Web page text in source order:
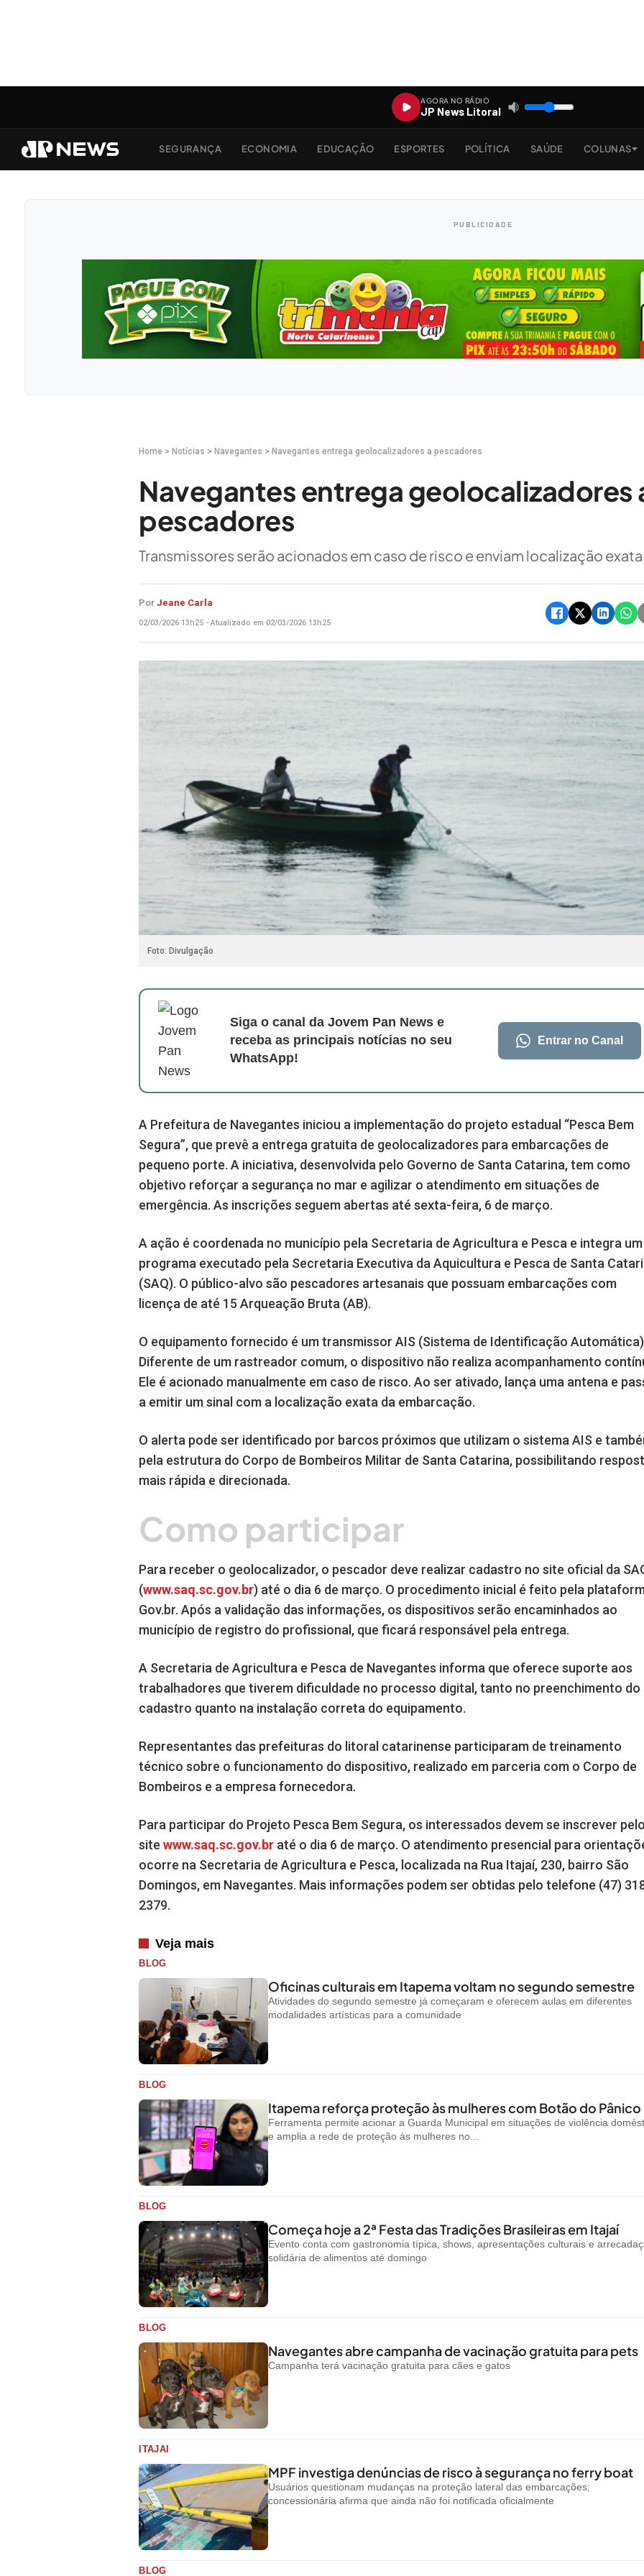
AGORA NO RÁDIO
JP News Litoral
SEGURANÇA ECONOMIA EDUCAÇÃO ESPORTES POLÍTICA SAÚDE COLUNAS
Home > Notícias > Navegantes > Navegantes entrega geolocalizadores a pescadores
Navegantes entrega geolocalizadores
pescadores
Transmissores serão acionados em caso de risco e enviam localização exata
PorJeane Carla
02/03/2026 13h25 - Atualizado em 02/03/2026 13h25
Foto: Divulgação
Siga o canal da Jovem Pan News e
receba as principais notícias no seu
WhatsApp!
Entrar no Canal
A Prefeitura de Navegantes iniciou a implementação do projeto estadual “Pesca Bem
Segura”, que prevê a entrega gratuita de geolocalizadores para embarcações de
pequeno porte. A iniciativa, desenvolvida pelo Governo de Santa Catarina, tem como
objetivo reforçar a segurança no mar e agilizar o atendimento em situações de
emergência. As inscrições seguem abertas até sexta-feira, 6 de março.
A ação é coordenada no município pela Secretaria de Agricultura e Pesca e integra um
programa executado pela Secretaria Executiva da Aquicultura e Pesca de Santa
(SAQ). O público-alvo são pescadores artesanais que possuam embarcações com
licença de até 15 Arqueação Bruta (AB).
O equipamento fornecido é um transmissor AIS (Sistema de Identificação
Diferente de um rastreador comum, o dispositivo não realiza acompanhamento
Ele é acionado manualmente em caso de risco. Ao ser ativado, lança uma antena e
a emitir um sinal com a localização exata da embarcação.
O alerta pode ser identificado por barcos próximos que utilizam o sistema AIS e
pela estrutura do Corpo de Bombeiros Militar de Santa Catarina, possibilitando
mais rápida e direcionada.
Como participar
Para receber o geolocalizador, o pescador deve realizar cadastro no site oficial da
(www.saq.sc.gov.br) até o dia 6 de março. O procedimento inicial é feito pela
Gov.br. Após a validação das informações, os dispositivos serão encaminhados ao
município de registro do profissional, que ficará responsável pela entrega.
A Secretaria de Agricultura e Pesca de Navegantes informa que oferece suporte aos
trabalhadores que tiverem dificuldade no processo digital, tanto no preenchimento do
cadastro quanto na instalação correta do equipamento.
Representantes das prefeituras do litoral catarinense participaram de treinamento
técnico sobre o funcionamento do dispositivo, realizado em parceria com o Corpo de
Bombeiros e a empresa fornecedora.
Para participar do Projeto Pesca Bem Segura, os interessados devem se inscrever
sitewww.saq.sc.gov.br até o dia 6 de março. O atendimento presencial para
ocorre na Secretaria de Agricultura e Pesca, localizada na Rua Itajaí, 230, bairro São
Domingos, em Navegantes. Mais informações podem ser obtidas pelo telefone (47)
2379.
Veja mais
BLOG
Oficinas culturais em Itapema voltam no segundo semestre
Atividades do segundo semestre já começaram e oferecem aulas em diferentes
modalidades artísticas para a comunidade
BLOG
Itapema reforça proteção às mulheres com Botão do Pânico
Ferramenta permite acionar a Guarda Municipal em situações de violência
e amplia a rede de proteção às mulheres no...
BLOG
Começa hoje a 2ª Festa das Tradições Brasileiras em Itajaí
Evento conta com gastronomia típica, shows, apresentações culturais e
solidária de alimentos até domingo
BLOG
Navegantes abre campanha de vacinação gratuita para pets
Campanha terá vacinação gratuita para cães e gatos
ITAJAI
MPF investiga denúncias de risco à segurança no ferry boat
Usuários questionam mudanças na proteção lateral das embarcações;
concessionária afirma que ainda não foi notificada oficialmente
BLOG